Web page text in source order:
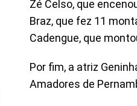
Zé Celso, que
Braz, que fez 11
Cadengue, que
Por fim, a atriz
Amadores de